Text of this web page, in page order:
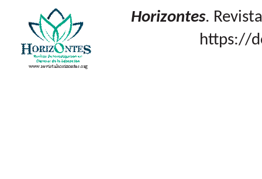
Horizontes.
https://